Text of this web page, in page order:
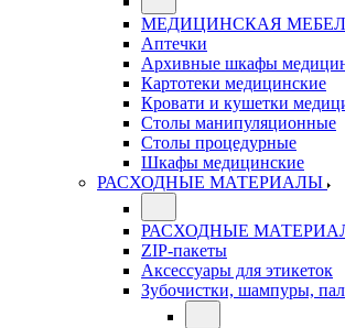
МЕДИЦИНСКАЯ
Аптечки
Архивные шкафы
Картотеки медицинские
Кровати и кушетки
Столы манипуляционные
Столы процедурные
Шкафы медицинские
РАСХОДНЫЕ МАТЕРИАЛЫ
РАСХОДНЫЕ
ZIP-пакеты
Аксессуары для этикеток
Зубочистки, шампуры,